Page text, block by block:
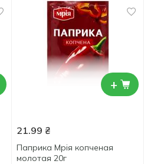
+
21.99 ₴
Паприка Мрія копченая
молотая 20г